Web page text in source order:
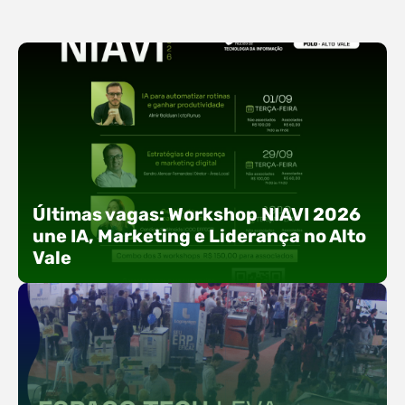
Últimas vagas: Workshop NIAVI 2026
une IA, Marketing e Liderança no Alto
Vale